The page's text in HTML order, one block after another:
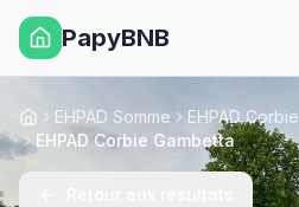
PapyBNB
AccueilEHPAD Somme
EHPAD Corbie
EHPAD Corbie Gambetta